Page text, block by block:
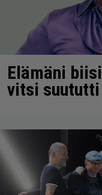
Elämäni
vitsi